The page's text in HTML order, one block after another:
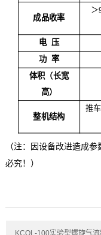
成品收率
＞
电 压
功 率
体积（长宽
高）
整机结构
推
（注：因设备改进造成
必究！）